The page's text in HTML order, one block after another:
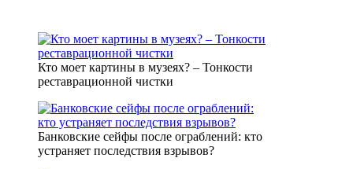
Кто моет картины в музеях? – Тонкости
реставрационной чистки
Банковские сейфы после ограблений: кто
устраняет последствия взрывов?